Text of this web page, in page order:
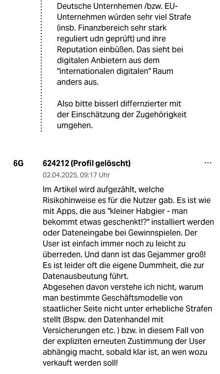
Deutsche Unternhemen /bzw. EU-
Unternehmen würden sehr viel Strafe
(insb. Finanzbereich sehr stark
reguliert udn geprüft) und ihre
Reputation einbüßen. Das sieht bei
digitalen Anbietern aus dem
"internationalen digitalen" Raum
anders aus.
Also bitte bisserl differnzierter mit
der Einschätzung der Zugehörigkeit
umgehen.
6G 624212 (Profil gelöscht)
02.04.2025, 09:17 Uhr
Im Artikel wird aufgezählt, welche
Risikohinweise es für die Nutzer gab. Es ist wie
mit Apps, die aus "kleiner Habgier - man
bekommt etwas geschenkt!?" installiert werden
oder Dateneingabe bei Gewinnspielen. Der
User ist einfach immer noch zu leicht zu
überreden. Und dann ist das Gejammer groß!
Es ist leider oft die eigene Dummheit, die zur
Datenausbeutung führt.
Abgesehen davon verstehe ich nicht, warum
man bestimmte Geschäftsmodelle von
staatlicher Seite nicht unter erhebliche Strafen
stellt (Bspw. den Datenhandel mit
Versicherungen etc. ) bzw. in diesem Fall von
der expliziten erneuten Zustimmung der User
abhängig macht, sobald klar ist, an wen wozu
verkauft werden soll!